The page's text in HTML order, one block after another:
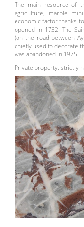
The main resource of
agriculture; marble
economic factor thanks
opened in 1732. The
(on the road between
chiefly used to decorate
was abandoned in 1975.
Private property, strictly